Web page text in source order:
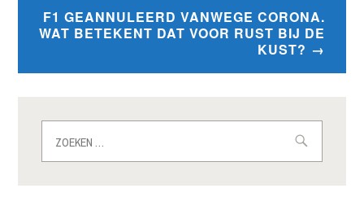
F1 GEANNULEERD VANWEGE CORONA.
WAT BETEKENT DAT VOOR RUST BIJ DE
KUST?
naar: